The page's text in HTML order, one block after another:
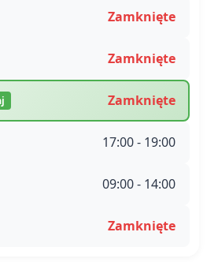
Zamknięte
Zamknięte
Zamknięte
17:00 - 19:00
09:00 - 14:00
Zamknięte